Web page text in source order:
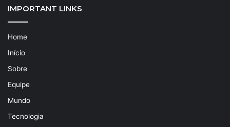
IMPORTANT LINKS
Home
Início
Sobre
Equipe
Mundo
Tecnologia